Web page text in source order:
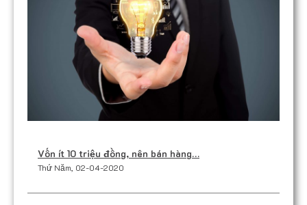
Vốn ít 10 triệu đồng, nên bán hàng…
Thứ Năm, 02-04-2020